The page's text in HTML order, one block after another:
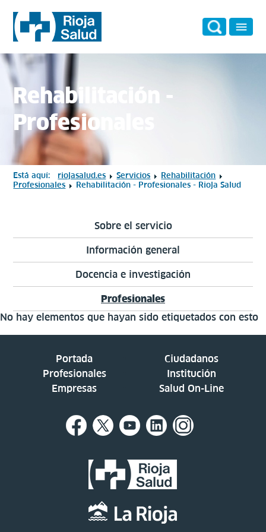
Rehabilitación -
Profesionales
Está aquí: riojasalud.es Servicios
Rehabilitación
Profesionales
Rehabilitación - Profesionales - Rioja Salud
Sobre el servicio
Información general
Docencia e investigación
Profesionales
No hay elementos que hayan sido etiquetados con esto
Portada
Ciudadanos
Profesionales
Institución
Empresas
Salud On-Line